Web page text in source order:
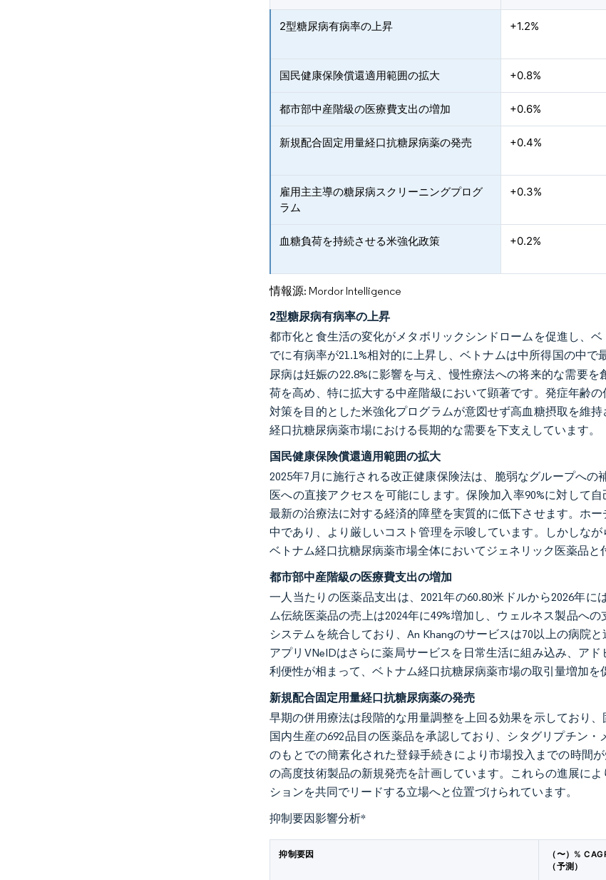
2型糖尿病有病率の上昇 +1.2%
国民健康保険償還適用範囲の拡大 +0.8%
都市部中産階級の医療費支出の増加 +0.6%
新規配合固定用量経口抗糖尿病薬の発売 +0.4%
雇用主主導の糖尿病スクリーニングプログ
ラム
+0.3%
血糖負荷を持続させる米強化政策 +0.2%
情報源: Mordor Intelligence
2型糖尿病有病率の上昇
都市化と食生活の変化がメタボリックシンドロームを促進し、
でに有病率が21.1%相対的に上昇し、ベトナムは中所得国の中
尿病は妊娠の22.8%に影響を与え、慢性療法への将来的な需要
荷を高め、特に拡大する中産階級において顕著です。発症年齢
対策を目的とした米強化プログラムが意図せず高血糖摂取を維
経口抗糖尿病薬市場における長期的な需要を下支えしています。
国民健康保険償還適用範囲の拡大
2025年7月に施行される改正健康保険法は、脆弱なグループへ
医への直接アクセスを可能にします。保険加入率90%に対して
最新の治療法に対する経済的障壁を実質的に低下させます。ホ
中であり、より厳しいコスト管理を示唆しています。しかしな
ベトナム経口抗糖尿病薬市場全体においてジェネリック医薬品と
都市部中産階級の医療費支出の増加
一人当たりの医薬品支出は、2021年の60.80米ドルから2026年
ム伝統医薬品の売上は2024年に49%増加し、ウェルネス製品へ
システムを統合しており、An Khangのサービスは70以上の病院
アプリVNeIDはさらに薬局サービスを日常生活に組み込み、ア
利便性が相まって、ベトナム経口抗糖尿病薬市場の取引量増加を
新規配合固定用量経口抗糖尿病薬の発売
早期の併用療法は段階的な用量調整を上回る効果を示しており
国内生産の692品目の医薬品を承認しており、シタグリプチン
のもとでの簡素化された登録手続きにより市場投入までの時間
の高度技術製品の新規発売を計画しています。これらの進展に
ションを共同でリードする立場へと位置づけられています。
抑制要因影響分析*
抑制要因
（〜）%
（予測）